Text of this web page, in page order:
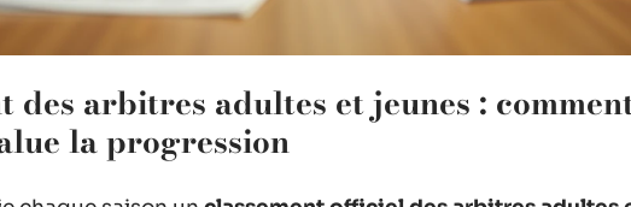
des arbitres adultes et jeunes :
la progression